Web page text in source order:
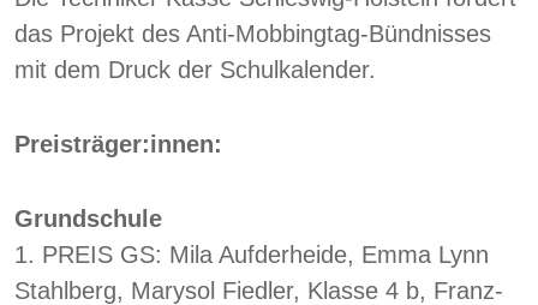
das Projekt des Anti-Mobbingtag-Bündnisses
mit dem Druck der Schulkalender.
Preisträger:innen:
Grundschule
1. PREIS GS: Mila Aufderheide, Emma Lynn
Stahlberg, Marysol Fiedler, Klasse 4 b, Franz-